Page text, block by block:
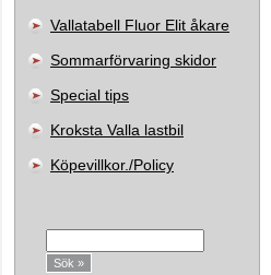
Vallatabell Fluor Elit åkare
Sommarförvaring skidor
Special tips
Kroksta Valla lastbil
Köpevillkor./Policy